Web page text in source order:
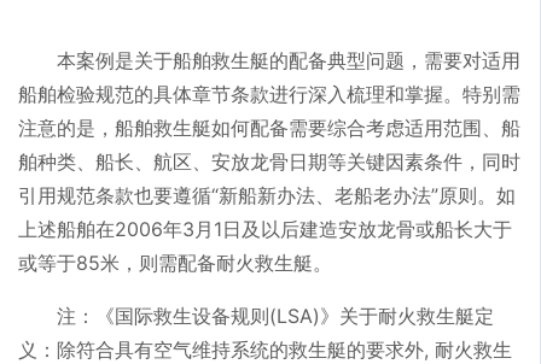
本案例是关于船舶救生艇的配备典型问题，需要对适用
船舶检验规范的具体章节条款进行深入梳理和掌握。特别需
注意的是，船舶救生艇如何配备需要综合考虑适用范围、船
舶种类、船长、航区、安放龙骨日期等关键因素条件，同时
引用规范条款也要遵循“新船新办法、老船老办法”原则。如
上述船舶在2006年3月1日及以后建造安放龙骨或船长大于
或等于85米，则需配备耐火救生艇。
注：《国际救生设备规则(LSA)》关于耐火救生艇定
义：除符合具有空气维持系统的救生艇的要求外, 耐火救生